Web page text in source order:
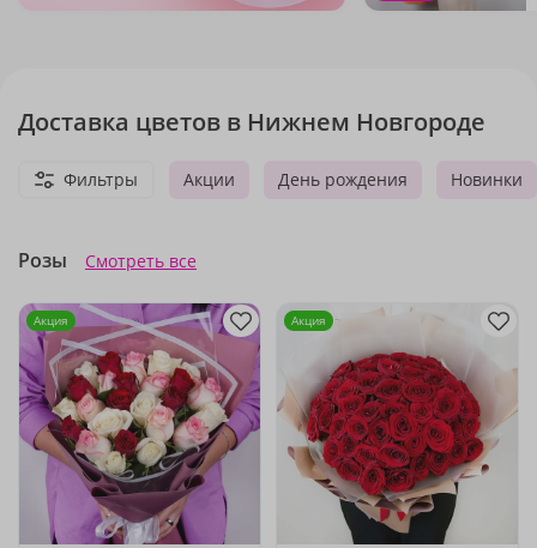
Доставка цветов в Нижнем Новгороде
Акции День рождения Новинки
Фильтры
Розы Смотреть все
Акция Акция